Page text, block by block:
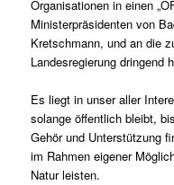
Organisationen in einen
Ministerpräsidenten von
Kretschmann, und an die
Landesregierung dringend
Es liegt in unser aller
solange öffentlich bleibt,
Gehör und Unterstützung
im Rahmen eigener
Natur leisten.